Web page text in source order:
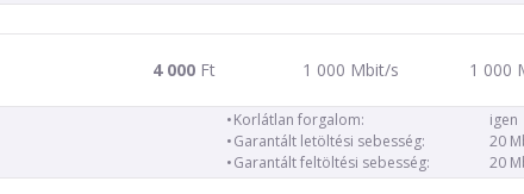
4 000Ft 1 000 Mbit/s 1 000
Korlátlan forgalom:
igen
Garantált letöltési sebesség:
20
Garantált feltöltési sebesség:
20